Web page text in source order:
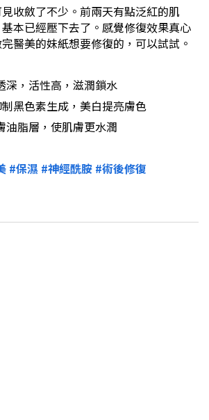
收斂了不少。前兩天有點泛紅的肌
本已經壓下去了。感覺修復效果真心
醫美的妹紙想要修復的，可以試試。
深，活性高，滋潤鎖水
黑色素生成，美白提亮膚色
油脂層，使肌膚更水潤
#保濕 #神經酰胺 #術後修復